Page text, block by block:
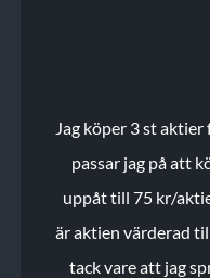
Jag köper 3 st
passar jag på att
uppåt till 75 kr/
är aktien värderad
tack vare att jag